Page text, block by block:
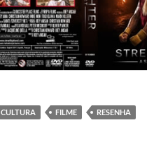
CULTURA FILME RESENHA